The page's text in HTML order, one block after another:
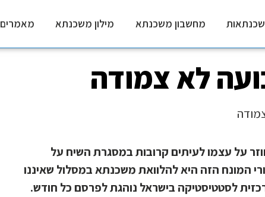
מחשבון משכנתא מילון משכנתא מאמרים
לא צמודה
על עצמו לעיתים קרובות במסגרת השיח על
המונח הזה היא להלוואת משכנתא במסלול שאיננו
לסטטיסטיקה בישראל נוהגת לפרסם כל חודש.